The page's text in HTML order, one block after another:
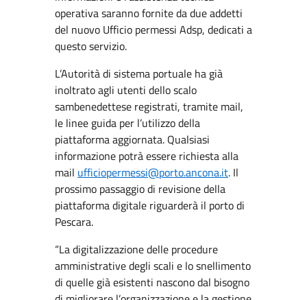
operativa saranno fornite da due addetti
del nuovo Ufficio permessi Adsp, dedicati a
questo servizio.
L’Autorità di sistema portuale ha già
inoltrato agli utenti dello scalo
sambenedettese registrati, tramite mail,
le linee guida per l’utilizzo della
piattaforma aggiornata. Qualsiasi
informazione potrà essere richiesta alla
mail ufficiopermessi@porto.ancona.it. Il
prossimo passaggio di revisione della
piattaforma digitale riguarderà il porto di
Pescara.
“La digitalizzazione delle procedure
amministrative degli scali e lo snellimento
di quelle già esistenti nascono dal bisogno